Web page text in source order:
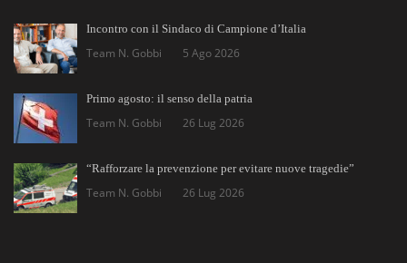
Incontro con il Sindaco di Campione d’Italia
Team N. Gobbi 5 Ago 2026
Primo agosto: il senso della patria
Team N. Gobbi 26 Lug 2026
“Rafforzare la prevenzione per evitare nuove tragedie”
Team N. Gobbi 26 Lug 2026